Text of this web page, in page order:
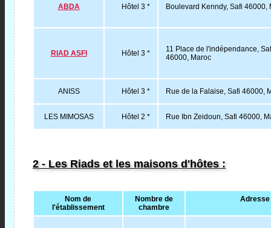
ABDA Hôtel 3 * Boulevard Kenndy, Safi 46000,
RIAD ASFI Hôtel 3 *
11 Place de l'indépendance,
46000, Maroc
ANISS Hôtel 3 * Rue de la Falaise, Safi 46000,
LES MIMOSAS Hôtel 2 * Rue Ibn Zeidoun, Safi 46000,
2 - Les Riads et les maisons d'hôtes :
Nom de
l'établissement
Nombre de
chambre
Adresse